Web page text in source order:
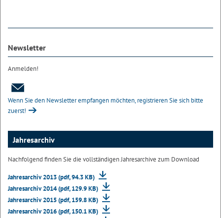
Newsletter
Anmelden!
Wenn Sie den Newsletter empfangen möchten, registrieren Sie sich bitte
zuerst!
Jahresarchiv
Nachfolgend finden Sie die vollständigen Jahresarchive zum Download
Jahresarchiv 2013 (pdf, 94.3 KB)
Jahresarchiv 2014 (pdf, 129.9 KB)
Jahresarchiv 2015 (pdf, 159.8 KB)
Jahresarchiv 2016 (pdf, 150.1 KB)